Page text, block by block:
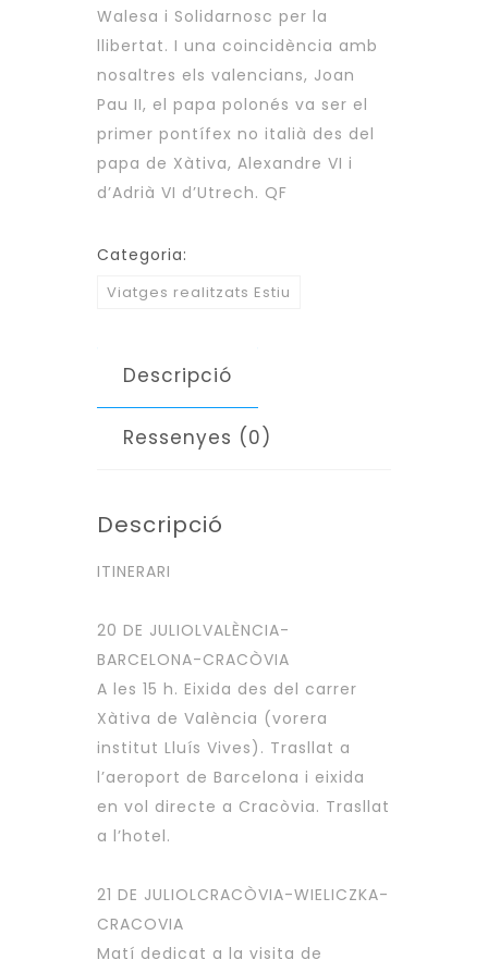
Walesa i Solidarnosc per la
llibertat. I una coincidència amb
nosaltres els valencians, Joan
Pau II, el papa polonés va ser el
primer pontífex no italià des del
papa de Xàtiva, Alexandre VI i
d’Adrià VI d’Utrech. QF
Categoria:
Viatges realitzats Estiu
Descripció
Ressenyes (0)
Descripció
ITINERARI
20 DE JULIOLVALÈNCIA-
BARCELONA-CRACÒVIA
A les 15 h. Eixida des del carrer
Xàtiva de València (vorera
institut Lluís Vives). Trasllat a
l’aeroport de Barcelona i eixida
en vol directe a Cracòvia. Trasllat
a l’hotel.
21 DE JULIOLCRACÒVIA-WIELICZKA-
CRACOVIA
Matí dedicat a la visita de